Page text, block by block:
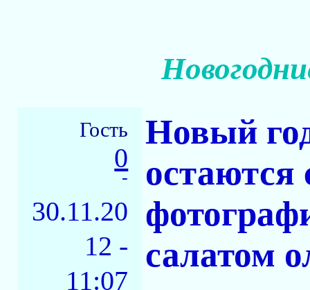
Гость
0
-
30.11.20
12 -
11:07
Новый
салатом